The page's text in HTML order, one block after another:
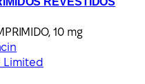
10 mg
Limited